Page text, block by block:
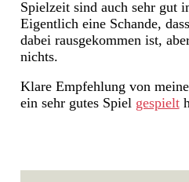
Spielzeit sind auch sehr gut
Eigentlich eine Schande,
dabei rausgekommen ist,
nichts.
Klare Empfehlung von
ein sehr gutes Spiel gespielt